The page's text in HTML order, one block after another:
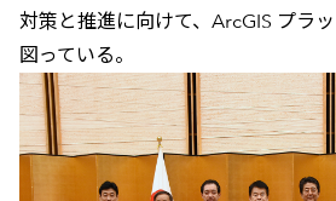
対策と推進に向けて、ArcGIS プラ
図っている。